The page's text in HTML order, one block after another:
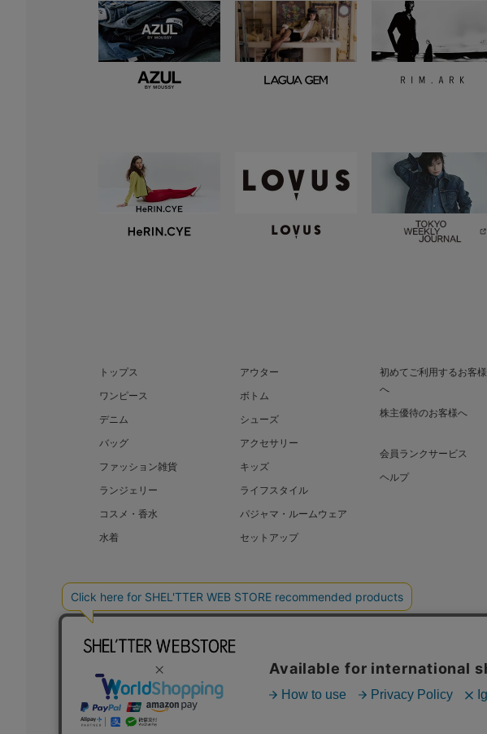
トップス
アウター
ワンピース
ボトム
デニム
シューズ
バッグ
アクセサリー
ファッション雑貨
キッズ
ランジェリー
ライフスタイル
コスメ・香水
パジャマ・ルームウェア
水着
セットアップ
初めてご利用するお客様
へ
株主優待のお客様へ
会員ランクサービス
ヘルプ
BAROQUE JAPAN LIMITED SHEL’TTER GREEN
COPYRIGHT © BAROQUE JAPAN LIMITED ALL RIGHTS RESERVED.